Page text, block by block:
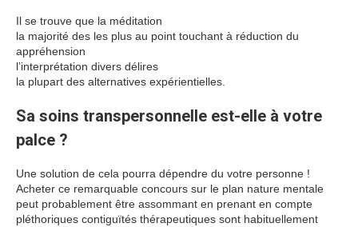
Il se trouve que la méditation
la majorité des les plus au point touchant à réduction du
appréhension
l’interprétation divers délires
la plupart des alternatives expérientielles.
Sa soins transpersonnelle est-elle à votre
palce ?
Une solution de cela pourra dépendre du votre personne !
Acheter ce remarquable concours sur le plan nature mentale
peut probablement être assommant en prenant en compte
pléthoriques contiguïtés thérapeutiques sont habituellement